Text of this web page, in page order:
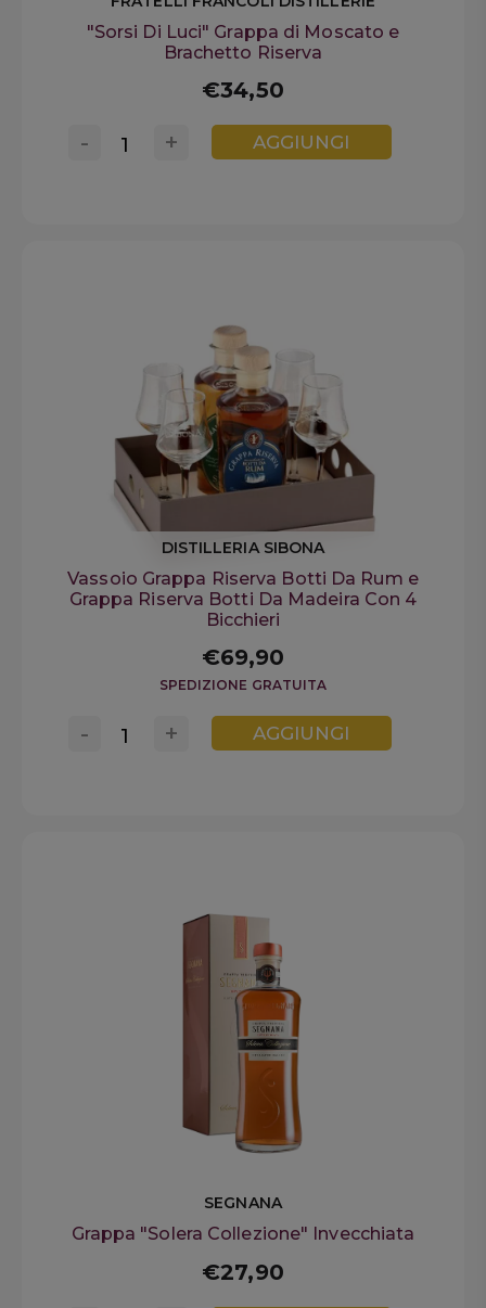
"Sorsi Di Luci" Grappa di Moscato e
Brachetto Riserva
€34,50
+
- AGGIUNGI
DISTILLERIA SIBONA
Vassoio Grappa Riserva Botti Da Rum e
Grappa Riserva Botti Da Madeira Con 4
Bicchieri
€69,90
SPEDIZIONE GRATUITA
+
- AGGIUNGI
SEGNANA
Grappa "Solera Collezione" Invecchiata
€27,90